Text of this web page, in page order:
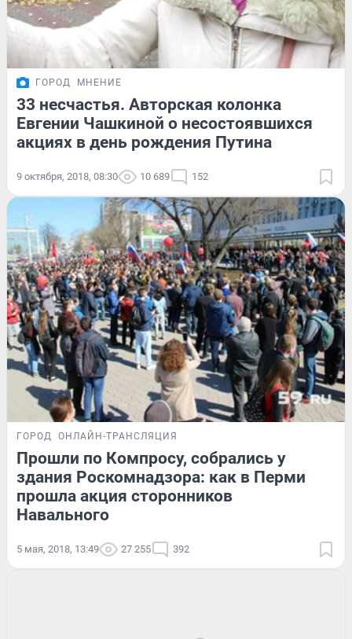
ГОРОД МНЕНИЕ
33 несчастья. Авторская колонка
Евгении Чашкиной о несостоявшихся
акциях в день рождения Путина
9 октября, 2018, 08:30 10 689 152
ГОРОД ОНЛАЙН-ТРАНСЛЯЦИЯ
Прошли по Компросу, собрались у
здания Роскомнадзора: как в Перми
прошла акция сторонников
Навального
5 мая, 2018, 13:49 27 255 392